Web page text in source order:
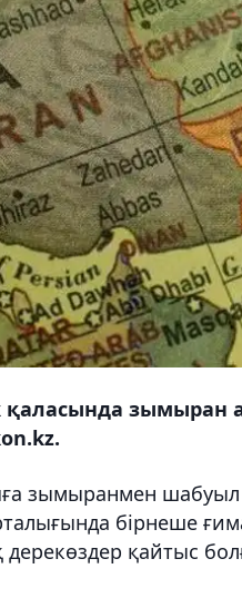
қаласында зымыран
зымыранмен
бірнеше
қайтыс